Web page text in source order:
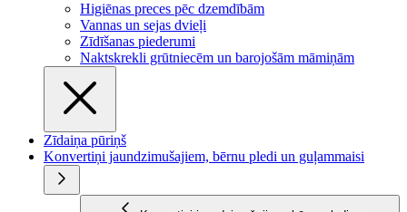
Higiēnas preces pēc dzemdībām
Vannas un sejas dvieļi
Zīdīšanas piederumi
Naktskrekli grūtniecēm un barojošām māmiņām
Zīdaiņa pūriņš
Konvertiņi jaundzimušajiem, bērnu pledi un guļammaisi